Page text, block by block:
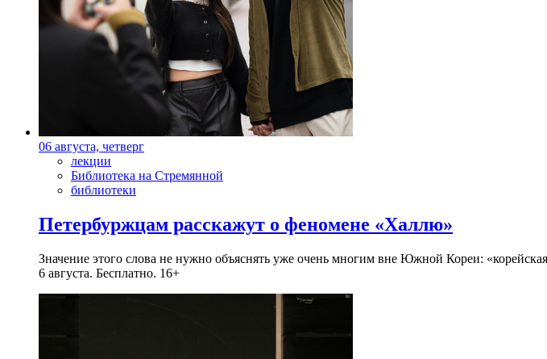
06 августа, четверг
лекции
Библиотека на Стремянной
библиотеки
Петербуржцам расскажут о феномене «Халлю»
Значение этого слова не нужно объяснять уже очень многим вне Южной Кореи:
6 августа. Бесплатно. 16+